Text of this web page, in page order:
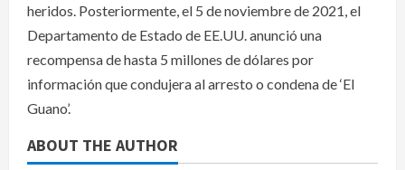
heridos. Posteriormente, el 5 de noviembre de 2021, el
Departamento de Estado de EE.UU. anunció una
recompensa de hasta 5 millones de dólares por
información que condujera al arresto o condena de ‘El
Guano’.
ABOUT THE AUTHOR